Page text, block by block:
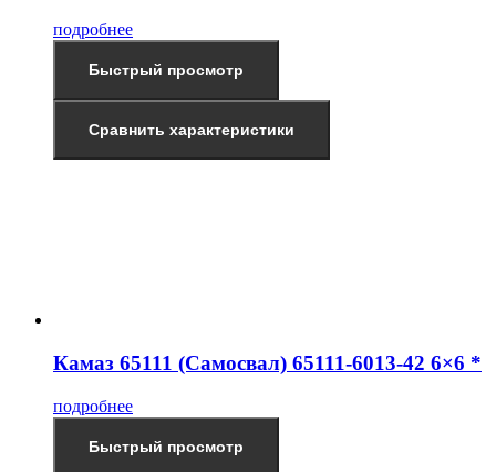
подробнее
Быстрый просмотр
Сравнить характеристики
Камаз 65111 (Самосвал) 65111-6013-42 6×6 *
подробнее
Быстрый просмотр